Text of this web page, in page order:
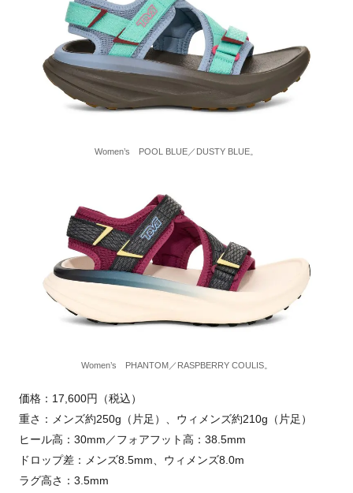
Women’s POOL BLUE／DUSTY BLUE。
Women’s PHANTOM／RASPBERRY COULIS。
価格：17,600円（税込）
重さ：メンズ約250g（片足）、ウィメンズ約210g（片足）
ヒール高：30mm／フォアフット高：38.5mm
ドロップ差：メンズ8.5mm、ウィメンズ8.0m
ラグ高さ：3.5mm